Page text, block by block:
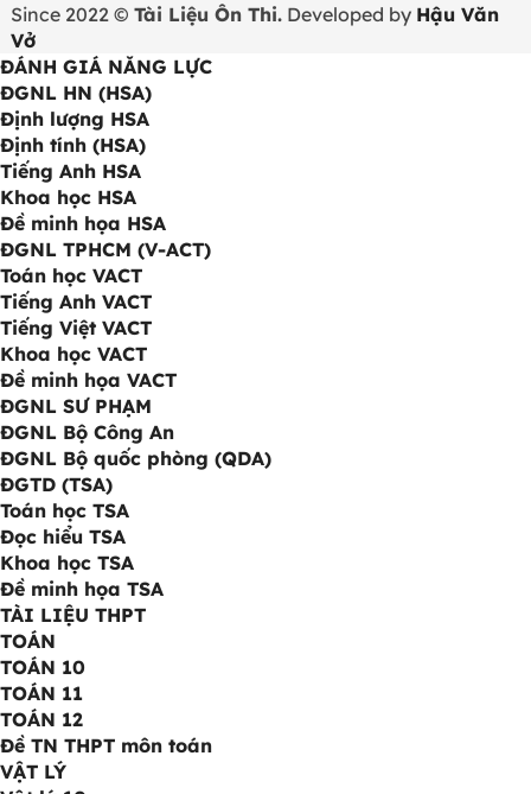
Since 2022 © Tài Liệu Ôn Thi.Developed by Hậu Văn
Vở
ĐÁNH GIÁ NĂNG LỰC
ĐGNL HN (HSA)
Định lượng HSA
Định tính (HSA)
Tiếng Anh HSA
Khoa học HSA
Đề minh họa HSA
ĐGNL TPHCM (V-ACT)
Toán học VACT
Tiếng Anh VACT
Tiếng Việt VACT
Khoa học VACT
Đề minh họa VACT
ĐGNL SƯ PHẠM
ĐGNL Bộ Công An
ĐGNL Bộ quốc phòng (QDA)
ĐGTD (TSA)
Toán học TSA
Đọc hiểu TSA
Khoa học TSA
Đề minh họa TSA
TÀI LIỆU THPT
TOÁN
TOÁN 10
TOÁN 11
TOÁN 12
Đề TN THPT môn toán
VẬT LÝ